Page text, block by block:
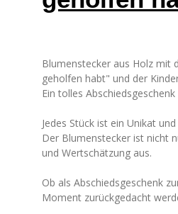
Blumenstecker aus Holz mit
geholfen habt" und der
Ein tolles
Jedes Stück ist ein Unikat
Der Blumenstecker ist nicht
und Wertschätzung aus.
Ob als Abschiedsgeschenk
Moment zurückgedacht